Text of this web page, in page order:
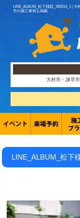
LINE_ALBUM_松下様邸_260514_1 |
市の施工事例も掲載
大村市・諫早
LINE_ALBUM_松下